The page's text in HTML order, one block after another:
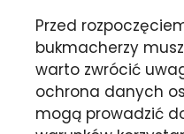
Przed
bukmacherzy
warto zwrócić
ochrona danych
mogą prowadzić